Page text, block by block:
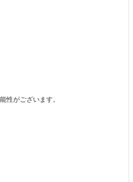
性がございます。